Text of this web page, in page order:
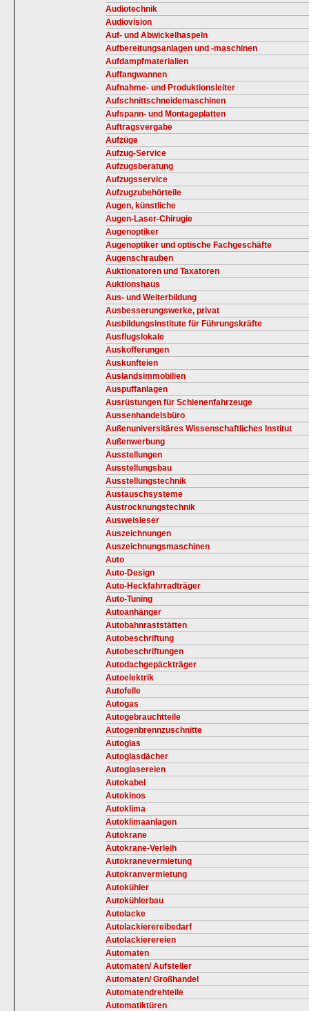
Audiotechnik
Audiovision
Auf- und Abwickelhaspeln
Aufbereitungsanlagen und -maschinen
Aufdampfmaterialien
Auffangwannen
Aufnahme- und Produktionsleiter
Aufschnittschneidemaschinen
Aufspann- und Montageplatten
Auftragsvergabe
Aufzüge
Aufzug-Service
Aufzugsberatung
Aufzugsservice
Aufzugzubehörteile
Augen, künstliche
Augen-Laser-Chirugie
Augenoptiker
Augenoptiker und optische Fachgeschäfte
Augenschrauben
Auktionatoren und Taxatoren
Auktionshaus
Aus- und Weiterbildung
Ausbesserungswerke, privat
Ausbildungsinstitute für Führungskräfte
Ausflugslokale
Auskofferungen
Auskunfteien
Auslandsimmobilien
Auspuffanlagen
Ausrüstungen für Schienenfahrzeuge
Aussenhandelsbüro
Außenuniversitäres Wissenschaftliches Institut
Außenwerbung
Ausstellungen
Ausstellungsbau
Ausstellungstechnik
Austauschsysteme
Austrocknungstechnik
Ausweisleser
Auszeichnungen
Auszeichnungsmaschinen
Auto
Auto-Design
Auto-Heckfahrradträger
Auto-Tuning
Autoanhänger
Autobahnraststätten
Autobeschriftung
Autobeschriftungen
Autodachgepäckträger
Autoelektrik
Autofelle
Autogas
Autogebrauchtteile
Autogenbrennzuschnitte
Autoglas
Autoglasdächer
Autoglasereien
Autokabel
Autokinos
Autoklima
Autoklimaanlagen
Autokrane
Autokrane-Verleih
Autokranevermietung
Autokranvermietung
Autokühler
Autokühlerbau
Autolacke
Autolackierereibedarf
Autolackierereien
Automaten
Automaten/ Aufsteller
Automaten/ Großhandel
Automatendrehteile
Automatiktüren